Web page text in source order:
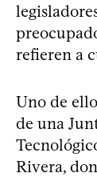
refieren a
Uno de
de una
Rivera,